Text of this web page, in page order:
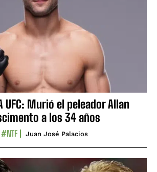
UFC: Murió el peleador Allan
a los 34 años
#NTF Juan José Palacios